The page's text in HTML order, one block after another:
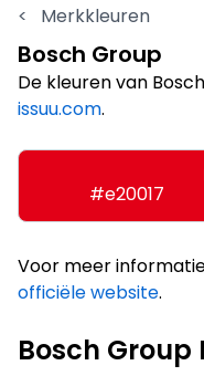
< Merkkleuren
Bosch Group
De kleuren van
issuu.com.
#e20017
Voor meer
officiële website.
Bosch